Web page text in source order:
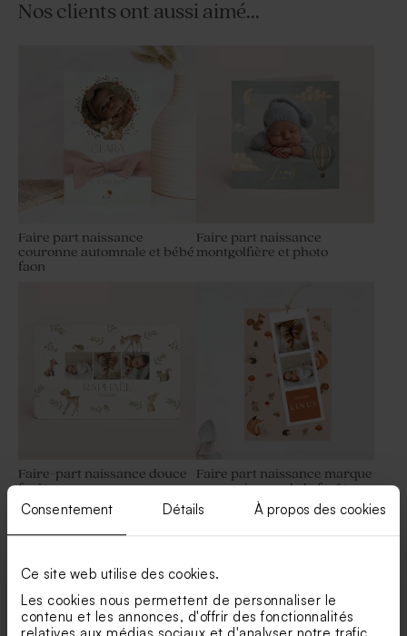
Consentement Détails À propos des cookies
Ce site web utilise des cookies.
Les cookies nous permettent de personnaliser le
contenu et les annonces, d'offrir des fonctionnalités
Savon baptême marbré bleu
et blanc - Parfum Fleur de
Dragées baptême bleu gris 1
kg (± 240 ex)
Contenant dragées baptême
tissu bleu
Nos clients ont aussi aimé...
Faire part naissance
couronne automnale et bébé
faon
Faire part naissance
montgolfière et photo
Faire-part naissance douce
forêt
Faire part naissance marque
page animaux de la forêt